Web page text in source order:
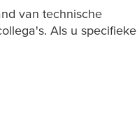
van technische
Als u specifieke